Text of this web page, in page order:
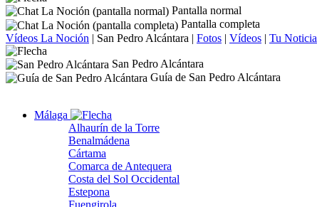
Pantalla normal
Pantalla completa
Vídeos La Noción | San Pedro Alcántara | Fotos | Vídeos | Tu Noticia
San Pedro Alcántara
Guía de San Pedro Alcántara
Málaga
Alhaurín de la Torre
Benalmádena
Cártama
Comarca de Antequera
Costa del Sol Occidental
Estepona